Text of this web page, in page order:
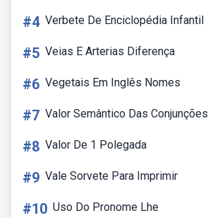
#4 Verbete De Enciclopédia Infantil
#5 Veias E Arterias Diferença
#6 Vegetais Em Inglês Nomes
#7 Valor Semântico Das Conjunções
#8 Valor De 1 Polegada
#9 Vale Sorvete Para Imprimir
#10 Uso Do Pronome Lhe